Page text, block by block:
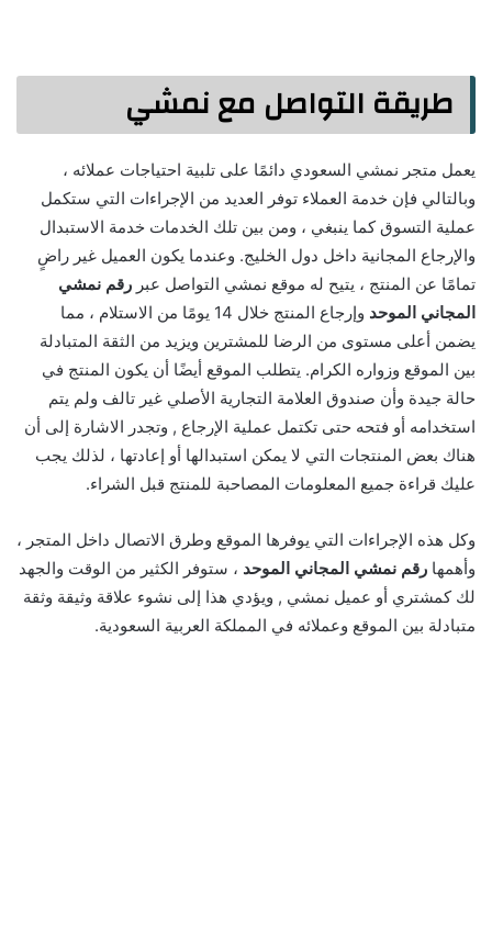
طريقة التواصل مع نمشي
يعمل متجر نمشي السعودي دائمًا على تلبية احتياجات عملائه ،
وبالتالي فإن خدمة العملاء توفر العديد من الإجراءات التي ستكمل
عملية التسوق كما ينبغي ، ومن بين تلك الخدمات خدمة الاستبدال
والإرجاع المجانية داخل دول الخليج. وعندما يكون العميل غير راضٍ
تمامًا عن المنتج ، يتيح له موقع نمشي التواصل عبر رقم نمشي
المجاني الموحد
وإرجاع المنتج خلال 14 يومًا من الاستلام ، مما
يضمن أعلى مستوى من الرضا للمشترين ويزيد من الثقة المتبادلة
بين الموقع وزواره الكرام. يتطلب الموقع أيضًا أن يكون المنتج في
حالة جيدة وأن صندوق العلامة التجارية الأصلي غير تالف ولم يتم
استخدامه أو فتحه حتى تكتمل عملية الإرجاع , وتجدر الاشارة إلى أن
هناك بعض المنتجات التي لا يمكن استبدالها أو إعادتها ، لذلك يجب
عليك قراءة جميع المعلومات المصاحبة للمنتج قبل الشراء.
وكل هذه الإجراءات التي يوفرها الموقع وطرق الاتصال داخل المتجر ،
وأهمها رقم نمشي المجاني الموحد ، ستوفر الكثير من الوقت والجهد
لك كمشتري أو عميل نمشي , ويؤدي هذا إلى نشوء علاقة وثيقة وثقة
متبادلة بين الموقع وعملائه في المملكة العربية السعودية.